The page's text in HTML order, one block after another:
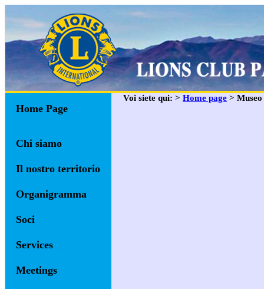
Home Page
Chi siamo
Il nostro territorio
Organigramma
Soci
Services
Meetings
Voi siete qui: > Home page > Museo